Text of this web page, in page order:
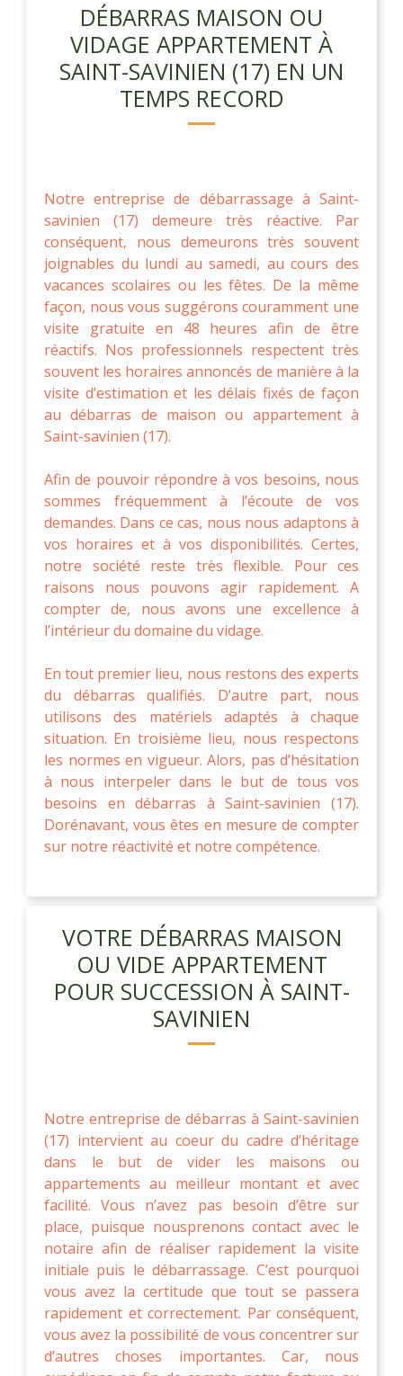
DÉBARRAS MAISON OU
VIDAGE APPARTEMENT À
SAINT-SAVINIEN (17) EN UN
TEMPS RECORD
Notre entreprise de débarrassage à Saint-
savinien (17) demeure très réactive. Par
conséquent, nous demeurons très souvent
joignables du lundi au samedi, au cours des
vacances scolaires ou les fêtes. De la même
façon, nous vous suggérons couramment une
visite gratuite en 48 heures afin de être
réactifs. Nos professionnels respectent très
souvent les horaires annoncés de manière à la
visite d’estimation et les délais fixés de façon
au débarras de maison ou appartement à
Saint-savinien (17).
Afin de pouvoir répondre à vos besoins, nous
sommes fréquemment à l’écoute de vos
demandes. Dans ce cas, nous nous adaptons à
vos horaires et à vos disponibilités. Certes,
notre société reste très flexible. Pour ces
raisons nous pouvons agir rapidement. A
compter de, nous avons une excellence à
l’intérieur du domaine du vidage.
En tout premier lieu, nous restons des experts
du débarras qualifiés. D’autre part, nous
utilisons des matériels adaptés à chaque
situation. En troisième lieu, nous respectons
les normes en vigueur. Alors, pas d’hésitation
à nous interpeler dans le but de tous vos
besoins en débarras à Saint-savinien (17).
Dorénavant, vous êtes en mesure de compter
sur notre réactivité et notre compétence.
VOTRE DÉBARRAS MAISON
OU VIDE APPARTEMENT
POUR SUCCESSION À SAINT-
SAVINIEN
Notre entreprise de débarras à Saint-savinien
(17) intervient au coeur du cadre d’héritage
dans le but de vider les maisons ou
appartements au meilleur montant et avec
facilité. Vous n’avez pas besoin d’être sur
place, puisque nousprenons contact avec le
notaire afin de réaliser rapidement la visite
initiale puis le débarrassage. C’est pourquoi
vous avez la certitude que tout se passera
rapidement et correctement. Par conséquent,
vous avez la possibilité de vous concentrer sur
d’autres choses importantes. Car, nous